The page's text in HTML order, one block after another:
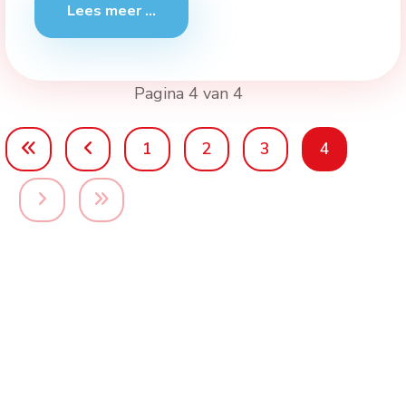
Lees meer …
Pagina 4 van 4
1 2 3 4